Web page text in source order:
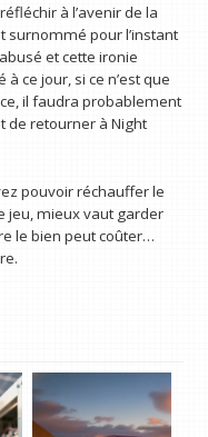
à l’avenir de la
surnommé pour l’instant
et cette ironie
ce jour, si ce n’est que
il faudra probablement
de retourner à Night
pouvoir réchauffer le
jeu, mieux vaut garder
le bien peut coûter…